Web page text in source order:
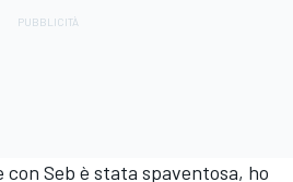
con Seb è stata spaventosa, ho